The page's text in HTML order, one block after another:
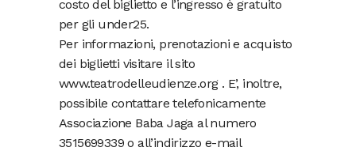
costo del biglietto e l’ingresso è gratuito
per gli under25.
Per informazioni, prenotazioni e acquisto
dei biglietti visitare il sito
www.teatrodelleudienze.org . E’, inoltre,
possibile contattare telefonicamente
Associazione Baba Jaga al numero
3515699339 o all’indirizzo e-mail